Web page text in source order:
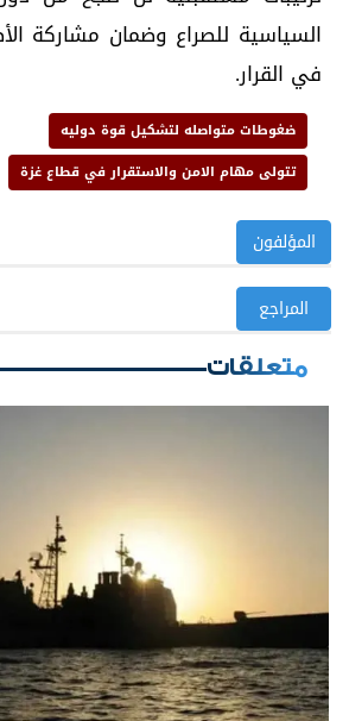
السياسية للصراع وضمان مشاركة
في القرار.
ضغوطات متواصله لتشكيل قوة دوليه
تتولى مهام الامن والاستقرار في قطاع غزة
المؤلفون
المراجع
متعلقات